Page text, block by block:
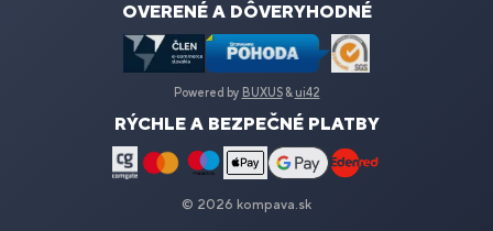
OVERENÉ A DÔVERYHODNÉ
Powered by BUXUS& ui42
RÝCHLE A BEZPEČNÉ PLATBY
© 2026 kompava.sk